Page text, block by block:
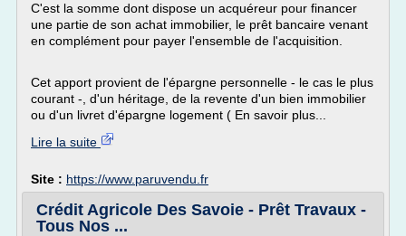
C'est la somme dont dispose un acquéreur pour financer
une partie de son achat immobilier, le prêt bancaire venant
en complément pour payer l'ensemble de l'acquisition.
Cet apport provient de l'épargne personnelle - le cas le plus
courant -, d'un héritage, de la revente d'un bien immobilier
ou d'un livret d'épargne logement ( En savoir plus...
Lire la suite
Site : https://www.paruvendu.fr
Crédit Agricole Des Savoie - Prêt Travaux -
Tous Nos ...